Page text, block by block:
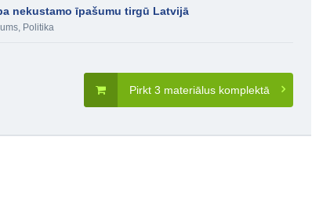
nekustamo īpašumu tirgū Latvijā
, Politika
Pirkt 3 materiālus komplektā